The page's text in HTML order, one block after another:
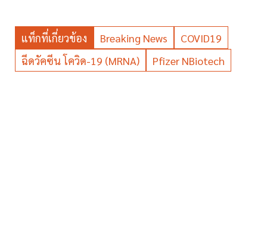
แท็กที่เกี่ยวข้อง Breaking News
COVID19
ฉีดวัคซีน โควิด-19 (mRNA)
Pfizer NBiotech